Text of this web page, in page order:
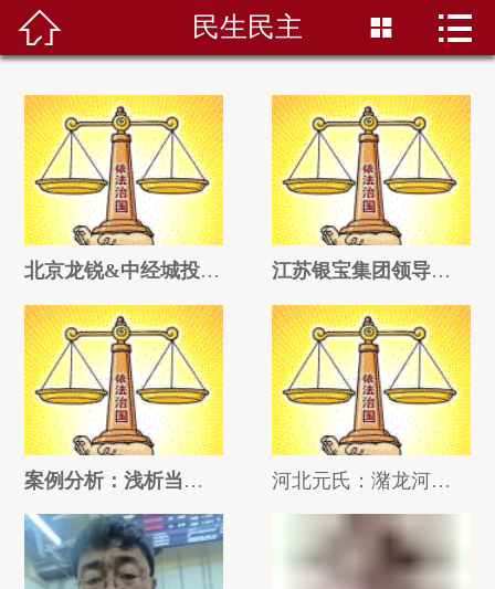
首页
法治在线
法制天地
社会资讯
百姓维权
联系我们
 民生民主  
北京龙锐&中经城投：揭秘无资质无许可仅2人的壳公司如何鲸吞铁路光缆亿级 江苏银宝集团领导失职致国有资产流失、股东泣血求助！
案例分析：浅析当事人对司法判决有异议时应该如何依法维护合法权益 河北元氏：潴龙河治理工程建了又拆，上千万工程款下落不明